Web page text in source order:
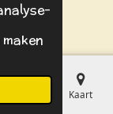
Kaart